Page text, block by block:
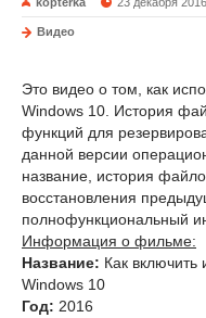
Видео
Это видео о том, как
Windows 10. История
функций для
данной версии
название, история
восстановления
полнофункциональный
Информация о фильме:
Название: Как
Windows 10
Год: 2016